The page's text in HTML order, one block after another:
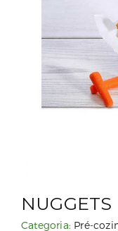
Categoria: Pré-